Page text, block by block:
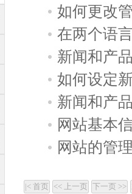
如何更改
在两个语
新闻和产
如何设定
新闻和产
网站基本
网站的管